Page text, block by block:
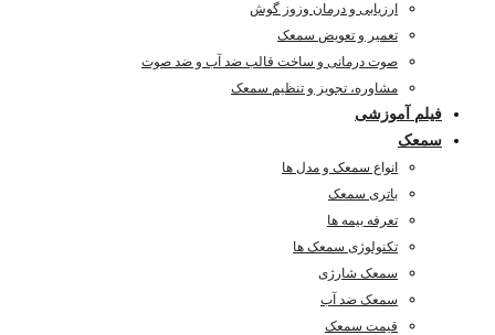
ارزیابی و درمان وزوز گوش
تعمیر و تعویض سمعک
صوت درمانی و ساخت قالب ضد آب و ضد صوت
مشاوره، تجویز و تنظیم سمعک
فیلم آموزشی
سمعک
انواع سمعک و مدل ها
باتری سمعک
تعرفه بیمه ها
تکنولوژی سمعک ها
سمعک شارژی
سمعک ضد آب
قیمت سمعک